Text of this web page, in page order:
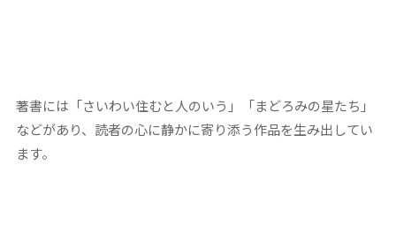
著書には「さいわい住むと人のいう」「まどろみの星たち」
などがあり、読者の心に静かに寄り添う作品を生み出してい
ます。